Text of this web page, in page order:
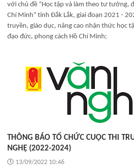
với chủ đề “Học tập và làm theo tư tưởng,
Chí Minh” tỉnh Đắk Lắk, giai đoạn 2021 -
truyền, giáo dục, nâng cao nhận thức học
đạo đức, phong cách Hồ Chí Minh;
THÔNG BÁO TỔ CHỨC CUỘC THI
NGHỆ (2022-2024)
13/09/2022 10:46